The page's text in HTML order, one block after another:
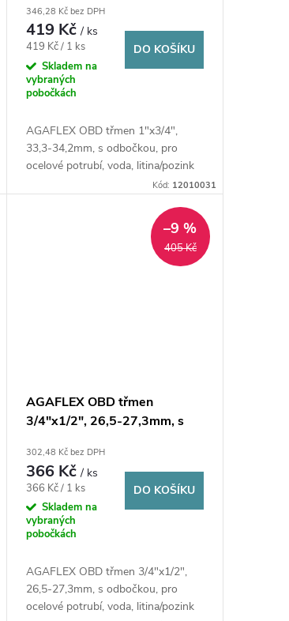
potrubí, voda, litina/pozink
346,28 Kč bez DPH
419 Kč/ ks
Měrná
cena:
419 Kč / 1 ks
Skladem na
vybraných
pobočkách
DO KOŠÍKU
AGAFLEX OBD třmen 1"x3/4",
33,3-34,2mm, s odbočkou, pro
ocelové potrubí, voda, litina/pozink
Kód: 12010031
405 Kč
–9 %
AGAFLEX OBD třmen
3/4"x1/2", 26,5-27,3mm, s
potrubí, voda, litina/pozink
302,48 Kč bez DPH
366 Kč/ ks
Měrná
cena:
366 Kč / 1 ks
Skladem na
vybraných
pobočkách
DO KOŠÍKU
AGAFLEX OBD třmen 3/4"x1/2",
26,5-27,3mm, s odbočkou, pro
ocelové potrubí, voda, litina/pozink